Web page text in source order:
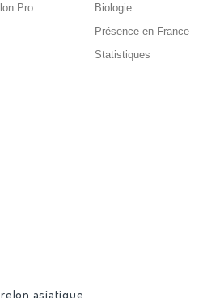
Pro
Biologie
Présence en France
Statistiques
asiatique